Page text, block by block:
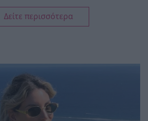
Δείτε περισσότερα